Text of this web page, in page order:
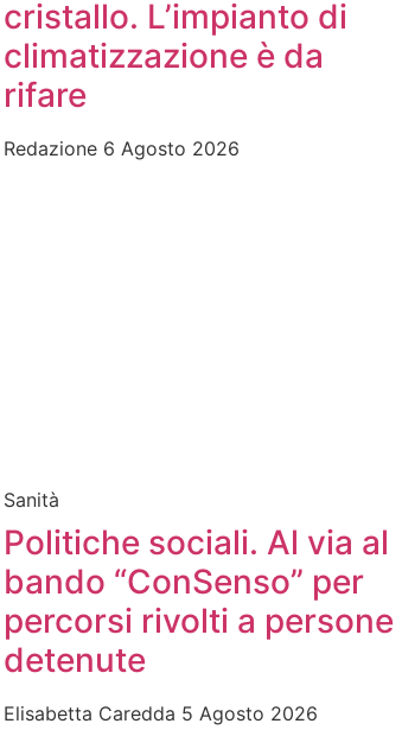
cristallo. L’impianto di
climatizzazione è da
rifare
Redazione 6 Agosto 2026
Sanità
Politiche sociali. Al via al
bando “ConSenso” per
percorsi rivolti a persone
detenute
Elisabetta Caredda 5 Agosto 2026